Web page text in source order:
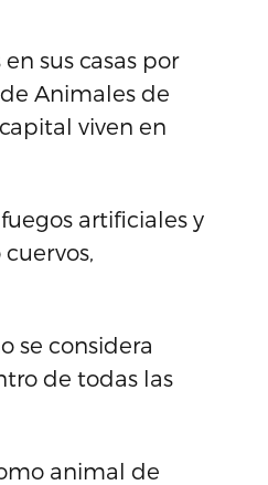
sus casas por
Animales de
viven en
artificiales y
se considera
de todas las
animal de